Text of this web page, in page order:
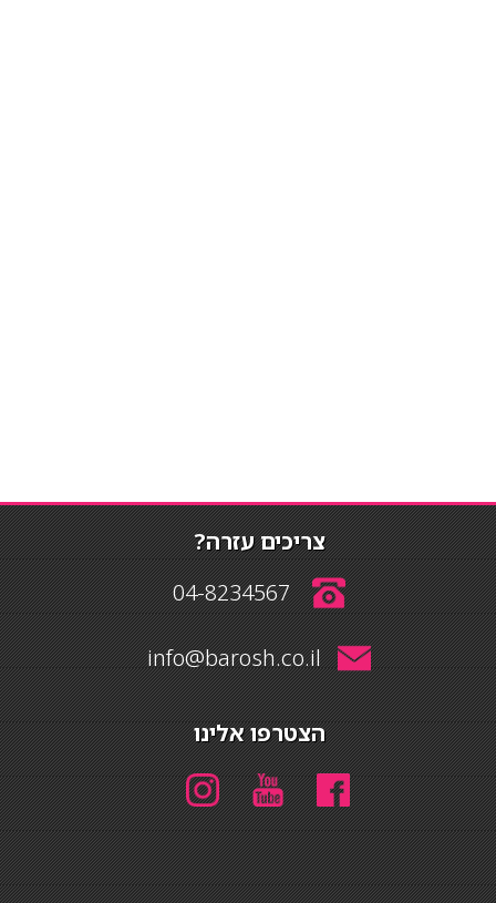
צריכים עזרה?
04-8234567
info@barosh.co.il
הצטרפו אלינו